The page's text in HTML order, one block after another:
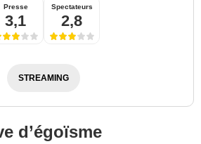
Presse
3,1
Spectateurs
2,8
STREAMING
d’égoïsme